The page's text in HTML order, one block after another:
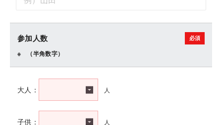
参加人数
（半角数字）
大人： 人
子供： 人